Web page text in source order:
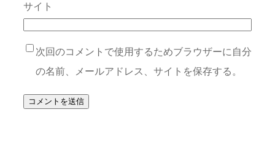
サイト
次回のコメントで使用するためブラウザーに自分
の名前、メールアドレス、サイトを保存する。